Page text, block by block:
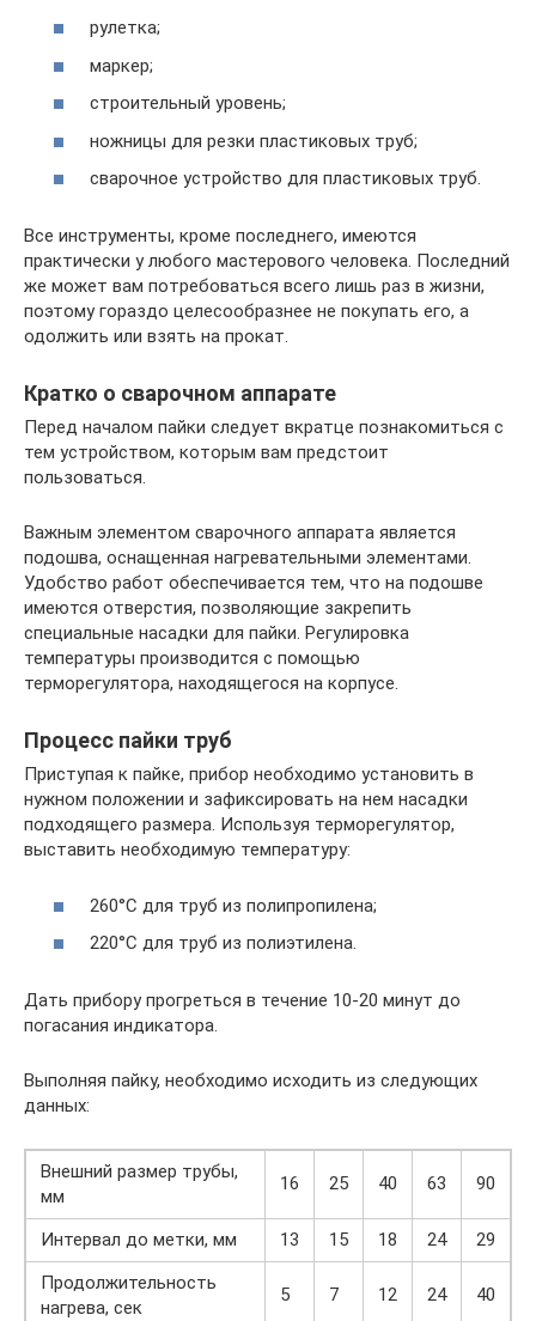
рулетка;
маркер;
строительный уровень;
ножницы для резки пластиковых труб;
сварочное устройство для пластиковых труб.
Все инструменты, кроме последнего, имеются
практически у любого мастерового человека. Последний
же может вам потребоваться всего лишь раз в жизни,
поэтому гораздо целесообразнее не покупать его, а
одолжить или взять на прокат.
Кратко о сварочном аппарате
Перед началом пайки следует вкратце познакомиться с
тем устройством, которым вам предстоит
пользоваться.
Важным элементом сварочного аппарата является
подошва, оснащенная нагревательными элементами.
Удобство работ обеспечивается тем, что на подошве
имеются отверстия, позволяющие закрепить
специальные насадки для пайки. Регулировка
температуры производится с помощью
терморегулятора, находящегося на корпусе.
Процесс пайки труб
Приступая к пайке, прибор необходимо установить в
нужном положении и зафиксировать на нем насадки
подходящего размера. Используя терморегулятор,
выставить необходимую температуру:
260°С для труб из полипропилена;
220°С для труб из полиэтилена.
Дать прибору прогреться в течение 10-20 минут до
погасания индикатора.
Выполняя пайку, необходимо исходить из следующих
данных:
Внешний размер трубы,
мм
16 25 40 63 90
Интервал до метки, мм 13 15 18 24
29
Продолжительность
нагрева, сек
5 7 12 24 40